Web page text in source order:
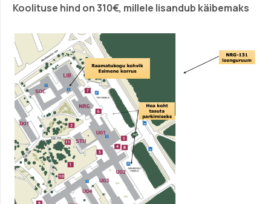
Koolituse hind on 310€, millele lisandub käibemaks